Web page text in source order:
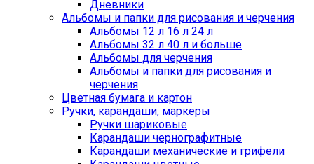
Дневники
Альбомы и папки для рисования и черчения
Альбомы 12 л 16 л 24 л
Альбомы 32 л 40 л и больше
Альбомы для черчения
Альбомы и папки для рисования и
черчения
Цветная бумага и картон
Ручки, карандаши, маркеры
Ручки шариковые
Карандаши чернографитные
Карандаши механические и грифели